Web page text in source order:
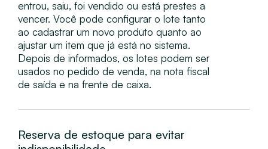
entrou, saiu, foi vendido ou está prestes a
vencer. Você pode configurar o lote tanto
ao cadastrar um novo produto quanto ao
ajustar um item que já está no sistema.
Depois de informados, os lotes podem ser
usados no pedido de venda, na nota fiscal
de saída e na frente de caixa.
Reserva de estoque para evitar